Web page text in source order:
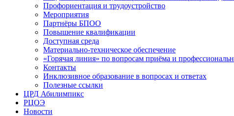
Профориентация и трудоустройство
Мероприятия
Партнёры БПОО
Повышение квалификации
Доступная среда
Материально-техническое обеспечение
«Горячая линия» по вопросам приёма и
Контакты
Инклюзивное образование в вопросах и ответах
Полезные ссылки
ЦРД Абилимпикс
РЦОЭ
Новости